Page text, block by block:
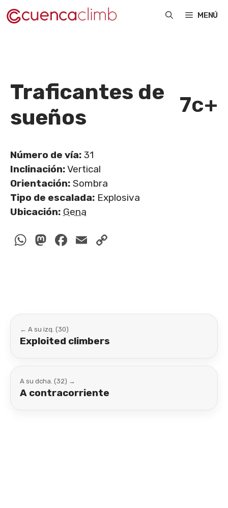
Saltar
al
MENÚ
Traficantes de
sueños
7c+
Número de vía: 31
Inclinación:Vertical
Orientación: Sombra
Tipo de escalada: Explosiva
Ubicación: Gena
WhatsApp
Mastodon
Facebook
Email
← A su izq. (30)
Exploited climbers
A su dcha. (32) →
A contracorriente